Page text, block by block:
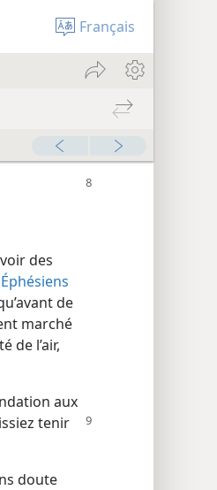
Français
des
Éphésiens
de
marché
de l’air,
aux
tenir
doute